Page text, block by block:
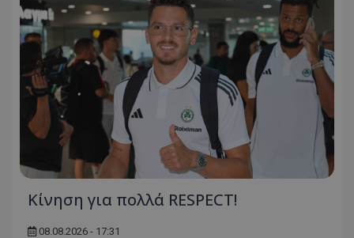
Κίνηση για πολλά RESPECT!
08.08.2026 - 17:31